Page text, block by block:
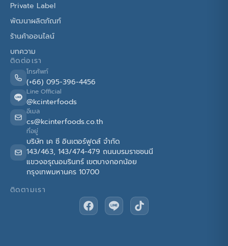
Private Label
พัฒนาผลิตภัณฑ์
ร้านค้าออนไลน์
บทความ
ติดต่อเรา
โทรศัพท์
(+66) 095-396-4456
Line Official
@kcinterfoods
อีเมล
cs@kcinterfoods.co.th
ที่อยู่
บริษัท เค ซี อินเตอร์ฟูดส์ จำกัด
143/463, 143/474-479 ถนนบรมราชชนนี
แขวงอรุณอมรินทร์ เขตบางกอกน้อย
กรุงเทพมหานคร 10700
ติดตามเรา